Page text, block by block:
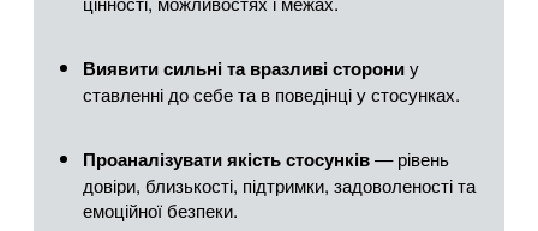
Виявити сильні та вразливі сторониу
ставленні до себе та в поведінці у стосунках.
Проаналізувати якість стосунків— рівень
довіри, близькості, підтримки, задоволеності та
емоційної безпеки.